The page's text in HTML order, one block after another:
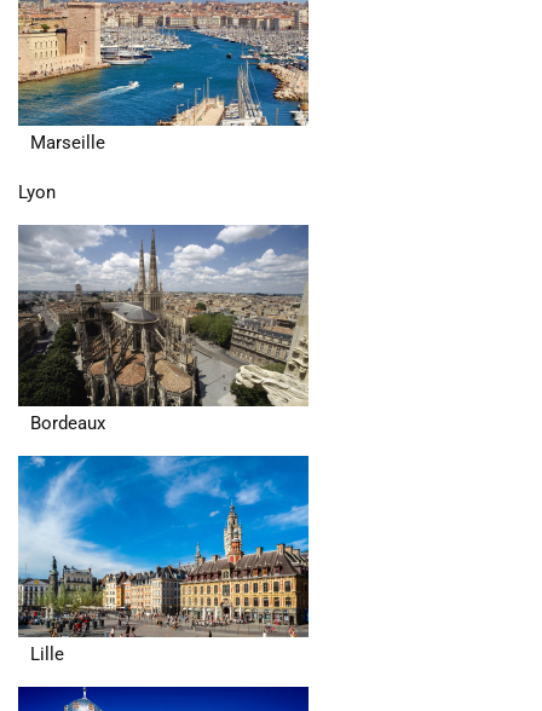
Marseille
Lyon
Bordeaux
Lille